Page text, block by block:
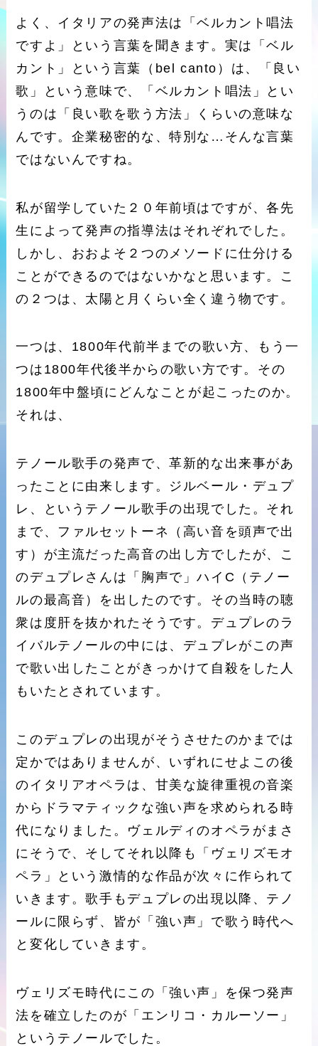
よく、イタリアの発声法は「ベルカント唱法
ですよ」という言葉を聞きます。実は「ベル
カント」という言葉（bel canto）は、「良い
歌」という意味で、「ベルカント唱法」とい
うのは「良い歌を歌う方法」くらいの意味な
んです。企業秘密的な、特別な…そんな言葉
ではないんですね。
私が留学していた２０年前頃はですが、各先
生によって発声の指導法はそれぞれでした。
しかし、おおよそ２つのメソードに仕分ける
ことができるのではないかなと思います。こ
の２つは、太陽と月くらい全く違う物です。
一つは、1800年代前半までの歌い方、もう一
つは1800年代後半からの歌い方です。その
1800年中盤頃にどんなことが起こったのか。
それは、
テノール歌手の発声で、革新的な出来事があ
ったことに由来します。ジルベール・デュプ
レ、というテノール歌手の出現でした。それ
まで、ファルセットーネ（高い音を頭声で出
す）が主流だった高音の出し方でしたが、こ
のデュプレさんは「胸声で」ハイC（テノー
ルの最高音）を出したのです。その当時の聴
衆は度肝を抜かれたそうです。デュプレのラ
イバルテノールの中には、デュプレがこの声
で歌い出したことがきっかけて自殺をした人
もいたとされています。
このデュプレの出現がそうさせたのかまでは
定かではありませんが、いずれにせよこの後
のイタリアオペラは、甘美な旋律重視の音楽
からドラマティックな強い声を求められる時
代になりました。ヴェルディのオペラがまさ
にそうで、そしてそれ以降も「ヴェリズモオ
ペラ」という激情的な作品が次々に作られて
いきます。歌手もデュプレの出現以降、テノ
ールに限らず、皆が「強い声」で歌う時代へ
と変化していきます。
ヴェリズモ時代にこの「強い声」を保つ発声
法を確立したのが「エンリコ・カルーソー」
というテノールでした。